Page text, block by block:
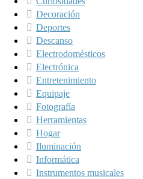
Decoración
Deportes
Descanso
Electrodomésticos
Electrónica
Entretenimiento
Equipaje
Fotografía
Herramientas
Hogar
Iluminación
Informática
Instrumentos musicales